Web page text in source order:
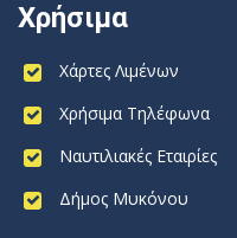
Χρήσιμα
Χάρτες Λιμένων
Χρήσιμα Τηλέφωνα
Ναυτιλιακές Εταιρίες
Δήμος Μυκόνου